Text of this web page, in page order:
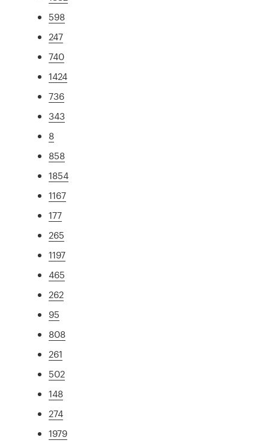
598
247
740
1424
736
343
8
858
1854
1167
177
265
1197
465
262
95
808
261
502
148
274
1979